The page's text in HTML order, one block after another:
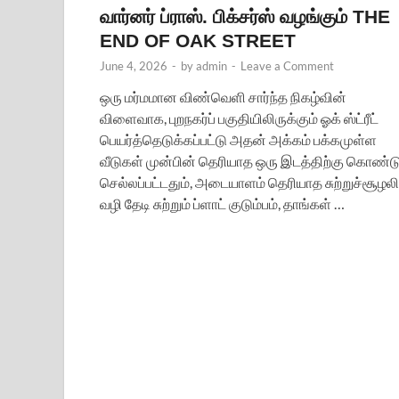
வார்னர் ப்ராஸ். பிக்சர்ஸ் வழங்கும் THE
END OF OAK STREET
June 4, 2026 - byadmin - Leave a Comment
ஒரு மர்மமான விண்வெளி சார்ந்த நிகழ்வின்
விளைவாக, புறநகர்ப் பகுதியிலிருக்கும் ஓக் ஸ்ட்ரீட்
பெயர்த்தெடுக்கப்பட்டு அதன் அக்கம் பக்கமுள்ள
வீடுகள் முன்பின் தெரியாத ஒரு இடத்திற்கு
செல்லப்பட்டதும், அடையாளம் தெரியாத
வழி தேடி சுற்றும் ப்ளாட் குடும்பம், தாங்கள் …